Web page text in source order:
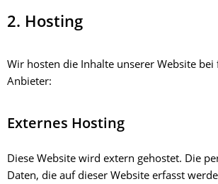
2. Hosting
Wir hosten die Inhalte unserer Website bei
Anbieter:
Externes Hosting
Diese Website wird extern gehostet. Die
Daten, die auf dieser Website erfasst